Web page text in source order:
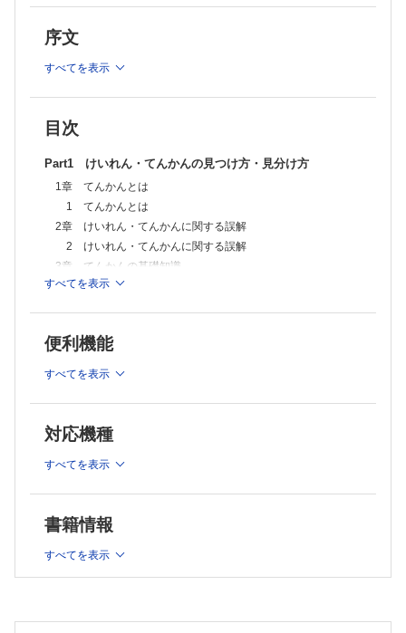
17 軽症胃腸炎に伴うけいれん
8章 てんかんと鑑別すべき疾患・症候
18 てんかんと鑑別すべき疾患・症候
1章 急性期のけいれん，発作疑いの対応・重積の治療
2 てんかん治療の全体像−治療の開始から経過観察，服薬終了まで
の概略
3章 小児のてんかんの予後
3 小児のてんかんの予後
4章 小児期に多いけいれん性疾患・てんかんの治療
4 熱性けいれんと憤怒けいれん
5 良性乳児発作／てんかん
7 Panayiotopoulos症候群
9 West症候群
12 症候性焦点性てんかん−側頭葉てんかんを中心に
13 重症心身障害児のてんかん治療で留意すべき点
5章 抗てんかん薬の特徴と選択において留意すべき点
6章 抗てんかん薬以外のてんかんの治療戦略
16 てんかん外科をいつ考慮すべきか？
17 予防接種，感冒時，他疾患罹患時，受診時の対応
20 てんかん児の認知，精神症状の合併症とその対応
最新版
序文
すべてを表示
目次
Part1 けいれん・てんかんの見つけ方・見分け方
1章 てんかんとは
1 てんかんとは
2章 けいれん・てんかんに関する誤解
2 けいれん・てんかんに関する誤解
3章 てんかんの基礎知識
3 てんかんの発作型
5 てんかんの基礎疾患
5章 発達障害児におけるてんかん
6章 てんかんの検査
7 発作間欠期脳波
8 発作時脳波
9 脳磁図
12 PET
16 熱性けいれん
すべてを表示
便利機能
すべてを表示
対応機種
すべてを表示
書籍情報
すべてを表示